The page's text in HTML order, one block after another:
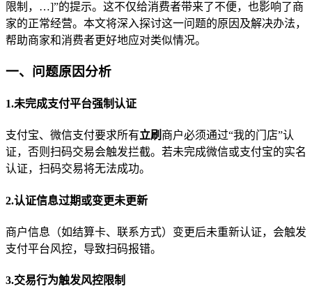
限制，…]”的提示。这不仅给消费者带来了不便，也影响了商
家的正常经营。本文将深入探讨这一问题的原因及解决办法，
帮助商家和消费者更好地应对类似情况。
一、问题原因分析
1.未完成支付平台强制认证
支付宝、微信支付要求所有立刷 商户必须通过“我的门店”认
证，否则扫码交易会触发拦截。若未完成微信或支付宝的实名
认证，扫码交易将无法成功。
2.认证信息过期或变更未更新
商户信息（如结算卡、联系方式）变更后未重新认证，会触发
支付平台风控，导致扫码报错。
3.交易行为触发风控限制